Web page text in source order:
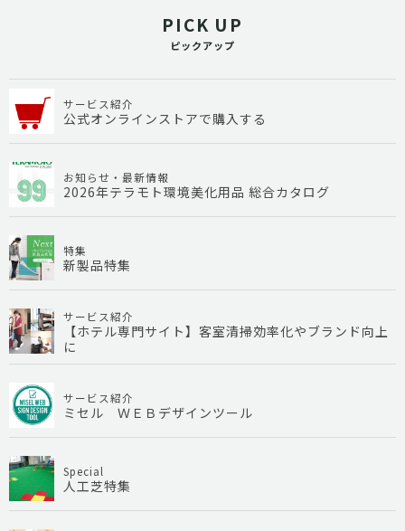
PICK UP
ピックアップ
サービス紹介
公式オンラインストアで購入する
お知らせ・最新情報
2026年テラモト環境美化用品 総合カタログ
特集
新製品特集
サービス紹介
【ホテル専門サイト】客室清掃効率化やブランド向上
に
サービス紹介
ミセル ＷＥＢデザインツール
Special
人工芝特集